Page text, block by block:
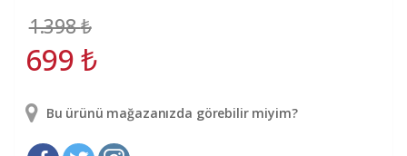
1.398₺
699₺
Bu ürünü mağazanızda görebilir miyim?